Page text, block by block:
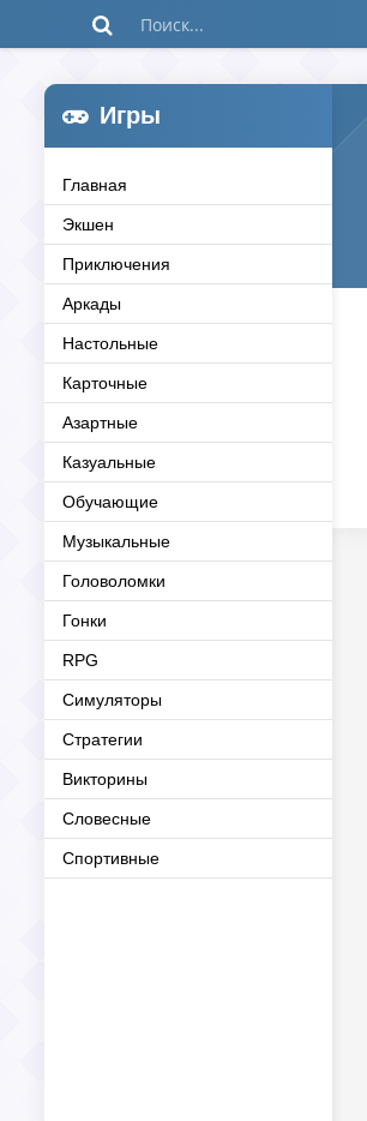
Игры
Главная
Экшен
Приключения
Аркады
Настольные
Карточные
Азартные
Казуальные
Обучающие
Музыкальные
Головоломки
Гонки
RPG
Симуляторы
Стратегии
Викторины
Словесные
Спортивные